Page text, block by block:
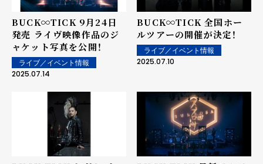
BUCK∞TICK 9月24日
発売 ライヴ映像作品のジ
ャケット写真を公開！
ライブ／イベント情報
2025.07.14
BUCK∞TICK 全国ホー
ルツアーの開催が決定！
ライブ／イベント情報
2025.07.10